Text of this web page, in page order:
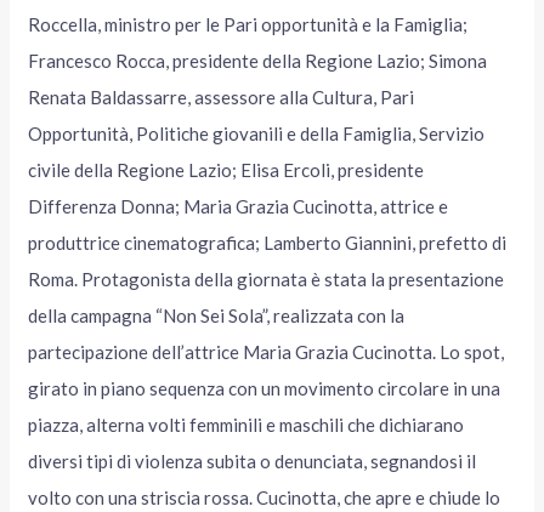
Roccella, ministro per le Pari opportunità e la Famiglia;
Francesco Rocca, presidente della Regione Lazio; Simona
Renata Baldassarre, assessore alla Cultura, Pari
Opportunità, Politiche giovanili e della Famiglia, Servizio
civile della Regione Lazio; Elisa Ercoli, presidente
Differenza Donna; Maria Grazia Cucinotta, attrice e
produttrice cinematografica; Lamberto Giannini, prefetto di
Roma. Protagonista della giornata è stata la presentazione
della campagna “Non Sei Sola”, realizzata con la
partecipazione dell’attrice Maria Grazia Cucinotta. Lo spot,
girato in piano sequenza con un movimento circolare in una
piazza, alterna volti femminili e maschili che dichiarano
diversi tipi di violenza subita o denunciata, segnandosi il
volto con una striscia rossa. Cucinotta, che apre e chiude lo